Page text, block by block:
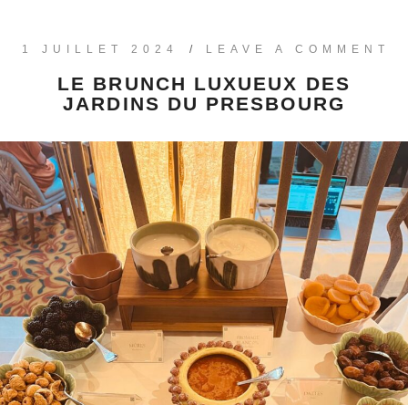
1 JUILLET 2024 / LEAVE A COMMENT
LE BRUNCH LUXUEUX DES
JARDINS DU PRESBOURG